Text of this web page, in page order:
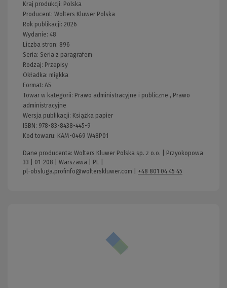
Kraj produkcji: Polska
Producent: Wolters Kluwer Polska
Rok publikacji: 2026
Wydanie: 48
Liczba stron: 896
Seria: Seria z paragrafem
Rodzaj: Przepisy
Okładka: miękka
Format: A5
Towar w kategorii: Prawo administracyjne i publiczne , Prawo
administracyjne
Wersja publikacji: Książka papier
ISBN: 978-83-8438-445-9
Kod towaru: KAM-0469 W48P01
Dane producenta: Wolters Kluwer Polska sp. z o.o. | Przyokopowa
33 | 01-208 | Warszawa | PL |
pl-obsluga.profinfo@wolterskluwer.com
+48 801 04 45 45